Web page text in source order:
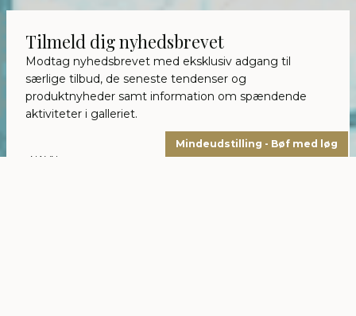
Tilmeld dig nyhedsbrevet
Modtag nyhedsbrevet med eksklusiv adgang til
særlige tilbud, de seneste tendenser og
produktnyheder samt information om spændende
aktiviteter i galleriet.
Mindeudstilling - Bøf med løg